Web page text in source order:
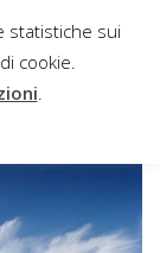
statistiche sui
cookie.